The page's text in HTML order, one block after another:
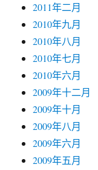
2011年二月
2010年九月
2010年八月
2010年七月
2010年六月
2009年十二月
2009年十月
2009年八月
2009年六月
2009年五月